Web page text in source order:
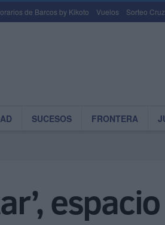
de Barcos by Kikoto Vuelos Sorteo
SUCESOS FRONTERA